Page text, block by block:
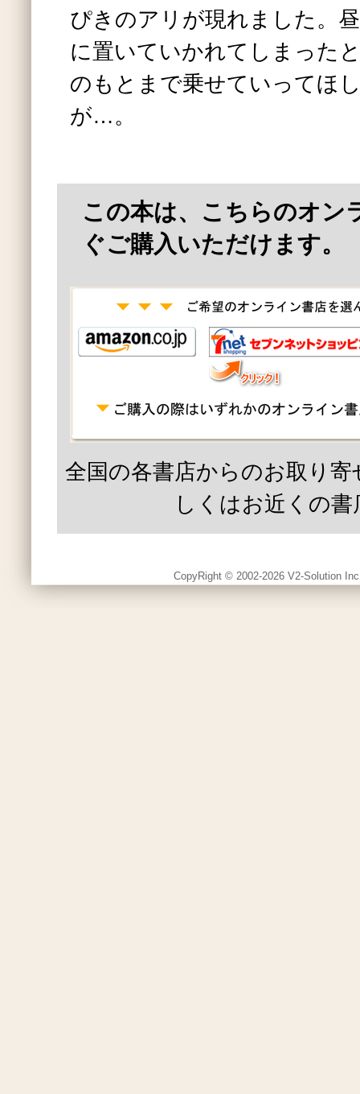
ぴきのアリが現れました。
に置いていかれてしまった
のもとまで乗せていってほ
が…。
この本は、こちらのオン
ぐご購入いただけます。
全国の各書店からのお取り
しくはお近くの書
CopyRight © 2002-2026 V2-Solution